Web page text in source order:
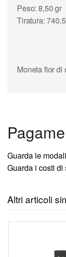
Peso: 8,50 gr
Tiratura:
Moneta fior di
Guarda le
Guarda i costi
Altri articoli